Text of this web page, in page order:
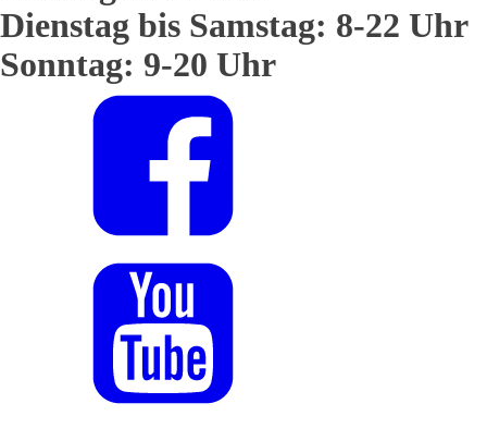
Dienstag bis Samstag: 8-22 Uhr
Sonntag: 9-20 Uhr